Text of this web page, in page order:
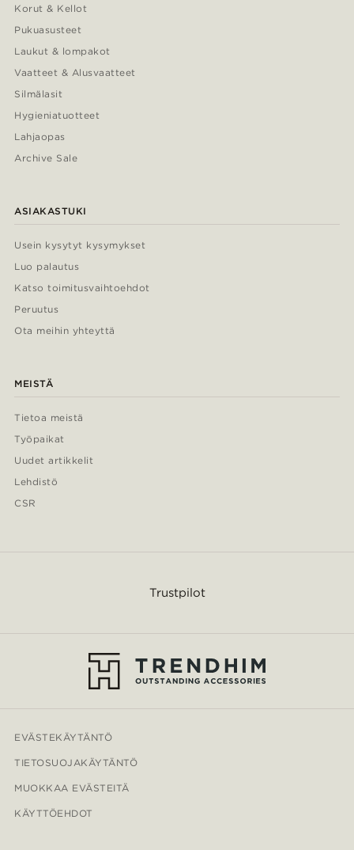
Korut & Kellot
Pukuasusteet
Laukut & lompakot
Vaatteet & Alusvaatteet
Silmälasit
Hygieniatuotteet
Lahjaopas
Archive Sale
ASIAKASTUKI
Usein kysytyt kysymykset
Luo palautus
Katso toimitusvaihtoehdot
Peruutus
Ota meihin yhteyttä
MEISTÄ
Tietoa meistä
Työpaikat
Uudet artikkelit
Lehdistö
CSR
Trustpilot
EVÄSTEKÄYTÄNTÖ
TIETOSUOJAKÄYTÄNTÖ
MUOKKAA EVÄSTEITÄ
KÄYTTÖEHDOT